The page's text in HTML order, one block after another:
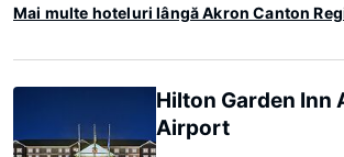
Mai multe hoteluri lângă Akron Canton
Hilton Garden Inn
Airport